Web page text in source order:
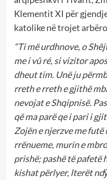
Klementit XI për
katolike në trojet
“Ti më urdhnove, o
me i vû ré, si vizitor
dheut tim. Unë ju
rreth e rreth e gjithë
nevojat e Shqipnisë.
që ma parë qe i pari i
Zojën e njerzve me futë
rrënueme, murin e
prishë; pashë të pafetë
kishat përlyer, lterët